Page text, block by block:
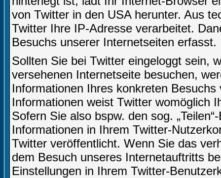
von Twitter in den USA herunter. Aus
Twitter Ihre IP-Adresse verarbeitet.
Besuchs unserer Internetseiten erfasst.
Sollten Sie bei Twitter eingeloggt sein,
versehenen Internetseite besuchen,
Informationen Ihres konkreten
Informationen weist Twitter womöglich
Sofern Sie also bspw. den sog.
Informationen in Ihrem Twitter-
Twitter veröffentlicht. Wenn Sie das
dem Besuch unseres Internetauftritts
Einstellungen in Ihrem Twitter-